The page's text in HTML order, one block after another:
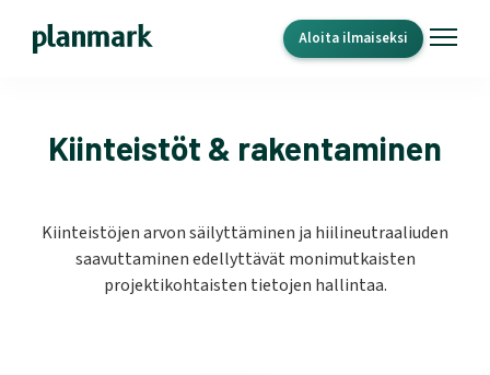
Aloita ilmaiseksi
Kiinteistöt & rakentaminen
Kiinteistöjen arvon säilyttäminen ja hiilineutraaliuden
saavuttaminen edellyttävät monimutkaisten
projektikohtaisten tietojen hallintaa.